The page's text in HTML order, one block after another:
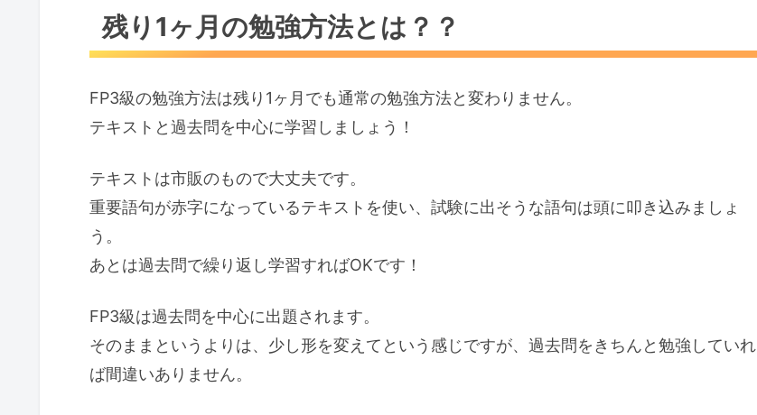
残り1ヶ月の勉強方法とは？？
FP3級の勉強方法は残り1ヶ月でも通常の勉強方法と変わりません。
テキストと過去問を中心に学習しましょう！
テキストは市販のもので大丈夫です。
重要語句が赤字になっているテキストを使い、試験に出そうな語句は頭に叩き込みましょ
う。
あとは過去問で繰り返し学習すればOKです！
FP3級は過去問を中心に出題されます。
そのままというよりは、少し形を変えてという感じですが、過去問をきちんと勉強していれ
ば間違いありません。